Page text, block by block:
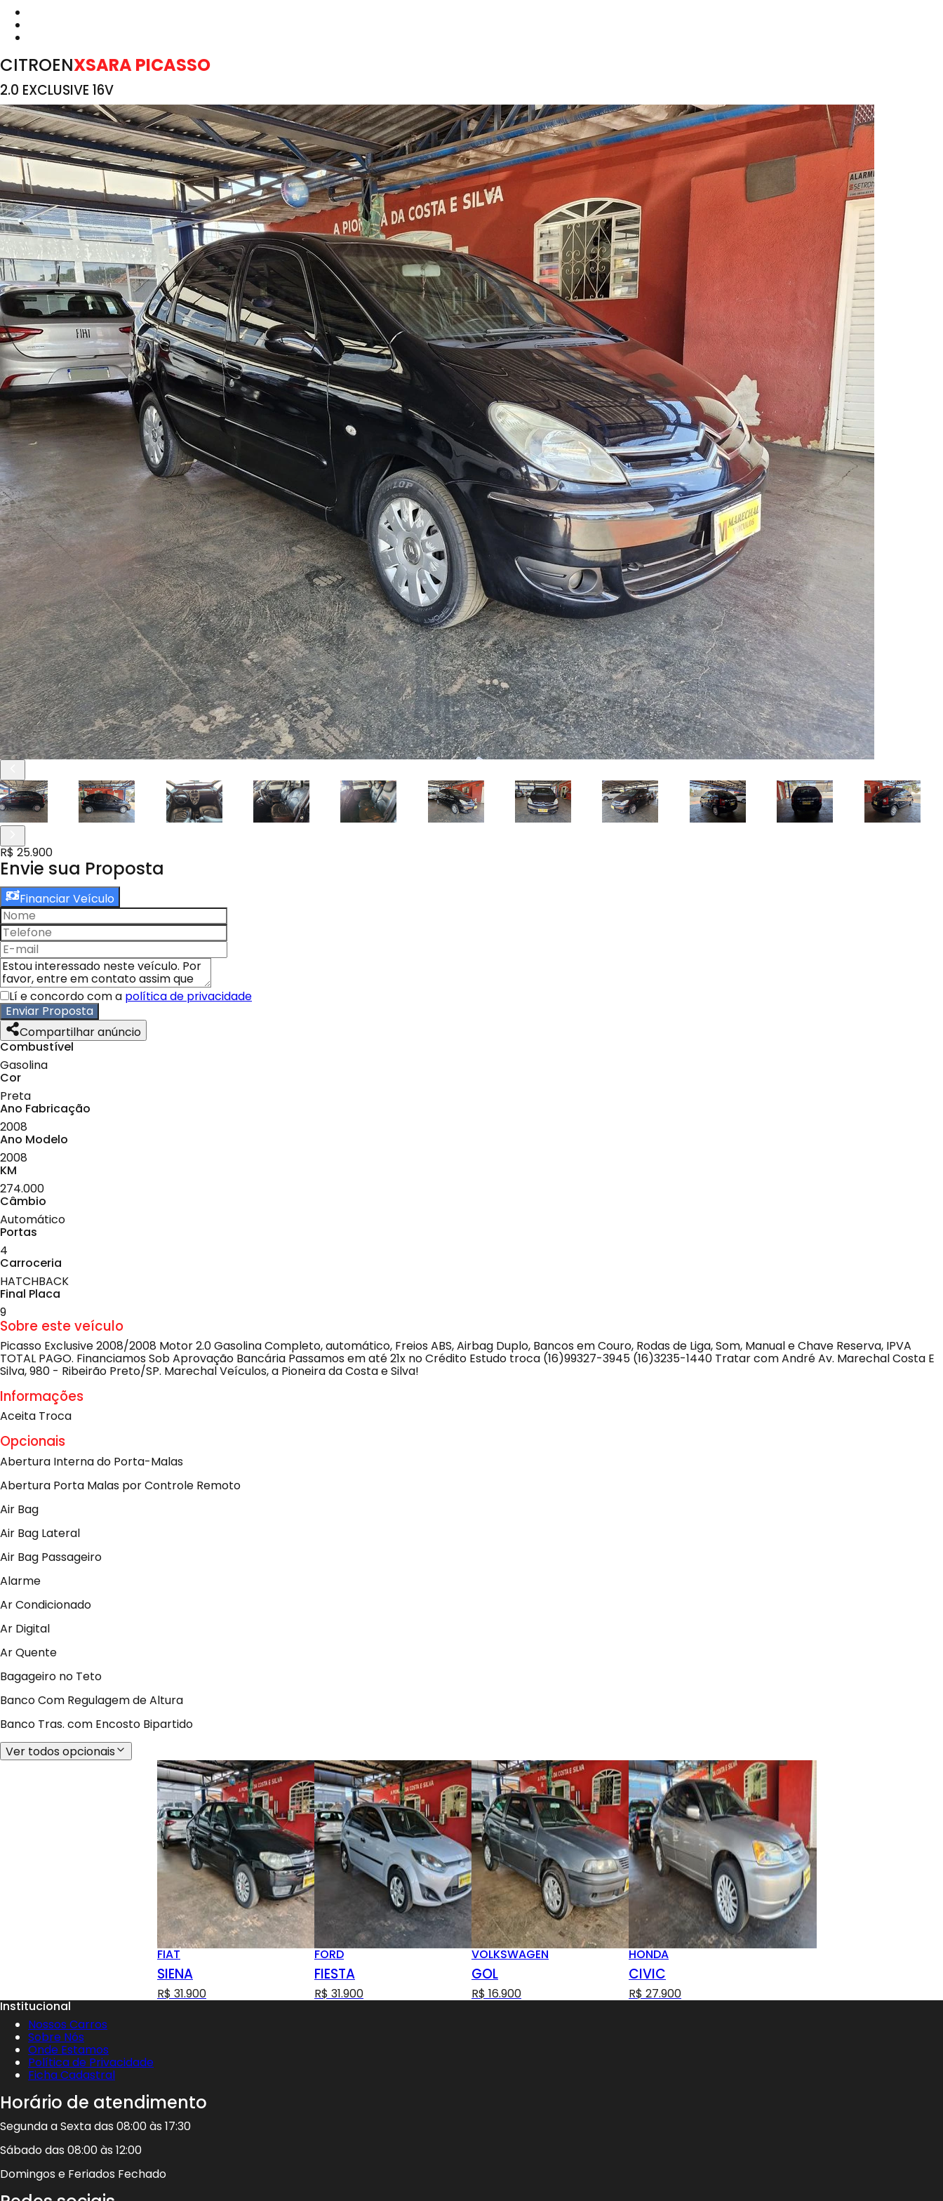
CITROENXSARA PICASSO
2.0 EXCLUSIVE 16V
R$ 25.900
Envie sua Proposta
Financiar Veículo
Lí e concordo com a política de privacidade
Enviar Proposta
Compartilhar anúncio
Combustível
Gasolina
Cor
Preta
Ano Fabricação
2008
Ano Modelo
2008
KM
274.000
Câmbio
Automático
Portas
4
Carroceria
HATCHBACK
Final Placa
9
Sobre este veículo
Picasso Exclusive 2008/2008 ️Motor 2.0 Gasolina Completo, automático, Freios ABS, Airbag Duplo, Bancos em Couro, Rodas de Liga, Som, Manual e Chave Reserva, IPVA
TOTAL PAGO. Financiamos Sob Aprovação Bancária Passamos em até 21x no Crédito Estudo troca (16)99327-3945 (16)3235-1440 Tratar com André Av. Marechal Costa E
Silva, 980 - Ribeirão Preto/SP. Marechal Veículos, a Pioneira da Costa e Silva!
Informações
Aceita Troca
Opcionais
Abertura Interna do Porta-Malas
Abertura Porta Malas por Controle Remoto
Air Bag
Air Bag Lateral
Air Bag Passageiro
Alarme
Ar Condicionado
Ar Digital
Ar Quente
Bagageiro no Teto
Banco Com Regulagem de Altura
Banco Tras. com Encosto Bipartido
Ver todos opcionais
FIAT
SIENA
R$ 31.900
FORD
FIESTA
R$ 31.900
VOLKSWAGEN
GOL
R$ 16.900
HONDA
CIVIC
R$ 27.900
Institucional
Nossos Carros
Sobre Nós
Onde Estamos
Política de Privacidade
Ficha Cadastral
Horário de atendimento
Segunda a Sexta das 08:00 às 17:30
Sábado das 08:00 às 12:00
Domingos e Feriados Fechado